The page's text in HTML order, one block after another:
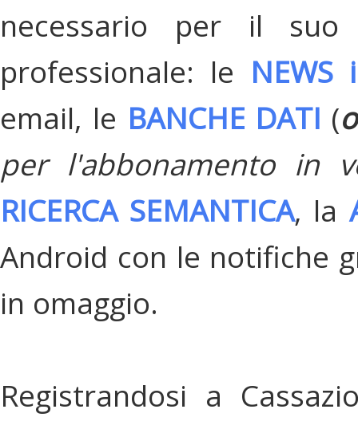
necessario per il suo
professionale: le
email, le BANCHE DATI (
per l'abbonamento in
RICERCA SEMANTICA, la
Android con le notifiche
in omaggio.
Registrandosi a